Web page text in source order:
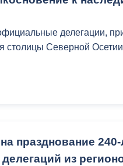
Градостроительная
Гражданская
делегации,
столицы Северной
празднование 240-
из